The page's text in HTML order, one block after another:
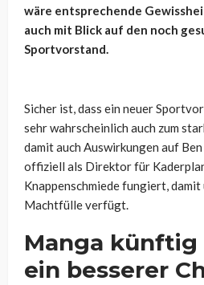
wäre entsprechende
auch mit Blick auf den noch
Sportvorstand.
Sicher ist, dass ein neuer
sehr wahrscheinlich auch zum
damit auch Auswirkungen auf
offiziell als Direktor für
Knappenschmiede fungiert,
Machtfülle verfügt.
Manga künftig
ein besserer